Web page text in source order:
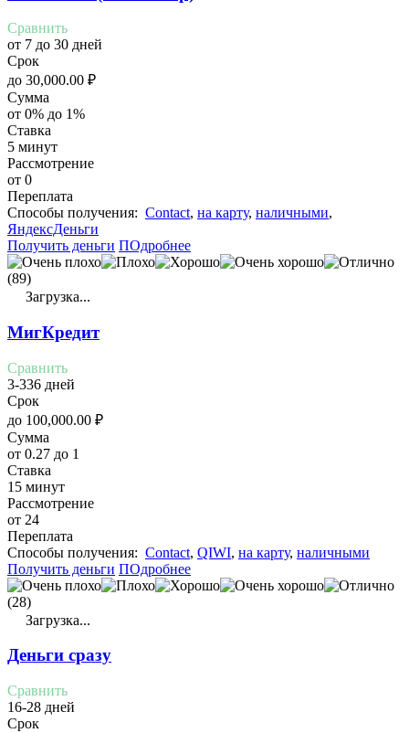
Сравнить
от 7 до 30 дней
Срок
до 30,000.00 ₽
Сумма
от 0% до 1%
Ставка
5 минут
Рассмотрение
от 0
Переплата
Cпособы получения: Contact, на карту, наличными,
ЯндексДеньги
Получить деньги ПОдробнее
(89)
Загрузка...
МигКредит
Сравнить
3-336 дней
Срок
до 100,000.00 ₽
Сумма
от 0.27 до 1
Ставка
15 минут
Рассмотрение
от 24
Переплата
Cпособы получения: Contact, QIWI, на карту, наличными
Получить деньги ПОдробнее
(28)
Загрузка...
Деньги сразу
Сравнить
16-28 дней
Срок